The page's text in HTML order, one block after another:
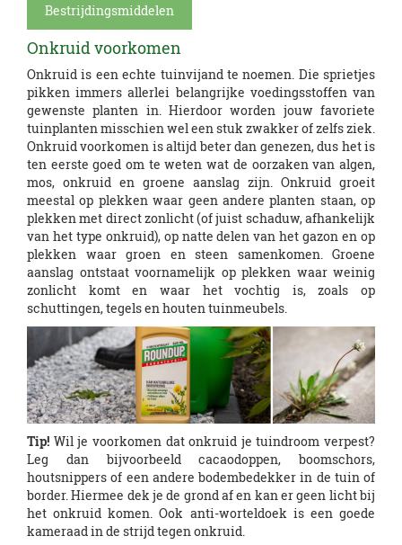
Bestrijdingsmiddelen
Onkruid voorkomen
Onkruid is een echte tuinvijand te noemen. Die sprietjes
pikken immers allerlei belangrijke voedingsstoffen van
gewenste planten in. Hierdoor worden jouw favoriete
tuinplanten misschien wel een stuk zwakker of zelfs ziek.
Onkruid voorkomen is altijd beter dan genezen, dus het is
ten eerste goed om te weten wat de oorzaken van algen,
mos, onkruid en groene aanslag zijn. Onkruid groeit
meestal op plekken waar geen andere planten staan, op
plekken met direct zonlicht (of juist schaduw, afhankelijk
van het type onkruid), op natte delen van het gazon en op
plekken waar groen en steen samenkomen. Groene
aanslag ontstaat voornamelijk op plekken waar weinig
zonlicht komt en waar het vochtig is, zoals op
schuttingen, tegels en houten tuinmeubels.
Tip! Wil je voorkomen dat onkruid je tuindroom verpest?
Leg dan bijvoorbeeld cacaodoppen, boomschors,
houtsnippers of een andere bodembedekker in de tuin of
border. Hiermee dek je de grond af en kan er geen licht bij
het onkruid komen. Ook anti-worteldoek is een goede
kameraad in de strijd tegen onkruid.